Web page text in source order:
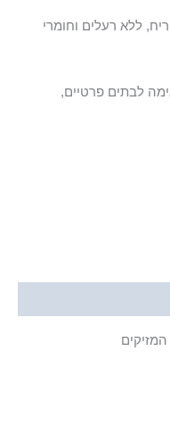
ללא רעלים וחומרי
לבתים פרטיים,